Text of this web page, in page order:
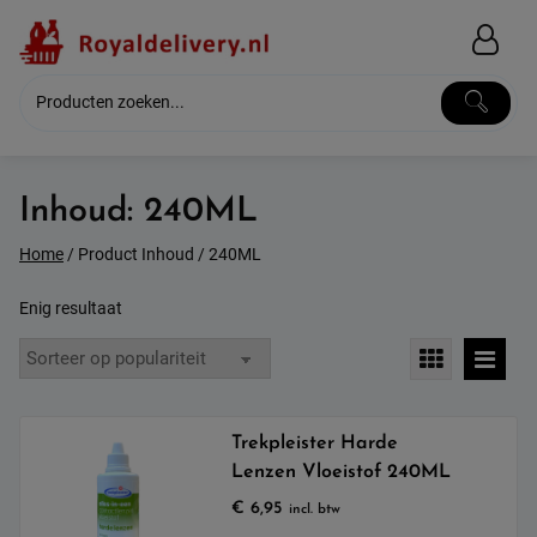
content
Inhoud: 240ML
Home/ Product Inhoud / 240ML
Enig resultaat
Trekpleister Harde
Lenzen Vloeistof 240ML
€ 6,95 incl. btw